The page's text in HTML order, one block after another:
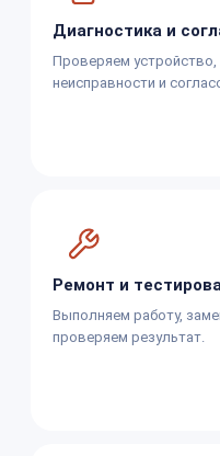
Диагностика и
Проверяем устройство,
неисправности и
Ремонт и
Выполняем работу,
проверяем результат.